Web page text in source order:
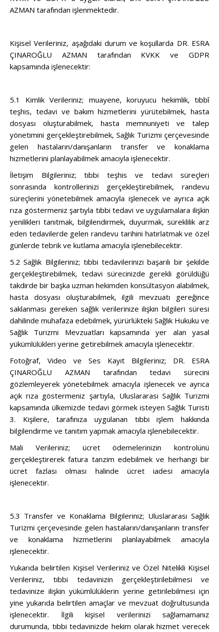
AZMAN tarafından işlenmektedir.
Kişisel Verileriniz, aşağıdaki durum ve koşullarda DR. ESRA
ÇINAROĞLU AZMAN tarafından KVKK ve GDPR
kapsamında işlenecektir:
5.1 Kimlik Verileriniz; muayene, koruyucu hekimlik, tıbbî
teşhis, tedavi ve bakım hizmetlerini yürütebilmek, hasta
dosyası oluşturabilmek, hasta memnuniyeti ve talep
yönetimini gerçekleştirebilmek, Sağlık Turizmi çerçevesinde
gelen hastaların/danışanların transfer ve konaklama
hizmetlerini planlayabilmek amacıyla işlenecektir.
İletişim Bilgileriniz; tıbbi teşhis ve tedavi süreçleri
sonrasında kontrollerinizi gerçekleştirebilmek, randevu
süreçlerini yönetebilmek amacıyla işlenecek ve ayrıca açık
rıza göstermeniz şartıyla tıbbi tedavi ve uygulamalara ilişkin
yenilikleri tanıtmak, bilgilendirmek, duyurmak, süreklilik arz
eden tedavilerde gelen randevu tarihini hatırlatmak ve özel
günlerde tebrik ve kutlama amacıyla işlenebilecektir.
5.2 Sağlık Bilgileriniz; tıbbi tedavilerinizi başarılı bir şekilde
gerçekleştirebilmek, tedavi sürecinizde gerekli görüldüğü
takdirde bir başka uzman hekimden konsültasyon alabilmek,
hasta dosyası oluşturabilmek, ilgili mevzuatı gereğince
saklanması gereken sağlık verilerinize ilişkin bilgileri süresi
dahilinde muhafaza edebilmek, yürürlükteki Sağlık Hukuku ve
Sağlık Turizmi Mevzuatları kapsamında yer alan yasal
yükümlülükleri yerine getirebilmek amacıyla işlenecektir.
Fotoğraf, Video ve Ses Kayıt Bilgileriniz; DR. ESRA
ÇINAROĞLU AZMAN tarafından tedavi sürecini
gözlemleyerek yönetebilmek amacıyla işlenecek ve ayrıca
açık rıza göstermeniz şartıyla, Uluslararası Sağlık Turizmi
kapsamında ülkemizde tedavi görmek isteyen Sağlık Turisti
3. Kişilere, tarafınıza uygulanan tıbbi işlem hakkında
bilgilendirme ve tanıtım yapmak amacıyla işlenebilecektir.
Mali Verileriniz; ücret ödemelerinizin kontrolünü
gerçekleştirerek fatura tanzim edebilmek ve herhangi bir
ücret fazlası olması halinde ücret iadesi amacıyla
işlenecektir.
5.3 Transfer ve Konaklama Bilgileriniz; Uluslararası Sağlık
Turizmi çerçevesinde gelen hastaların/danışanların transfer
ve konaklama hizmetlerini planlayabilmek amacıyla
işlenecektir.
Yukarıda belirtilen Kişisel Verileriniz ve Özel Nitelikli Kişisel
Verileriniz, tıbbi tedavinizin gerçekleştirilebilmesi ve
tedavinize ilişkin yükümlülüklerin yerine getirilebilmesi için
yine yukarıda belirtilen amaçlar ve mevzuat doğrultusunda
işlenecektir. İlgili kişisel verilerinizi sağlamamanız
durumunda, tıbbi tedavinizde hekim olarak hizmet verecek